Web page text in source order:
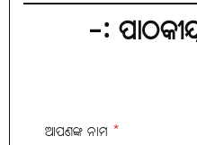
-:
ଆପଣଙ୍କ ନାମ *